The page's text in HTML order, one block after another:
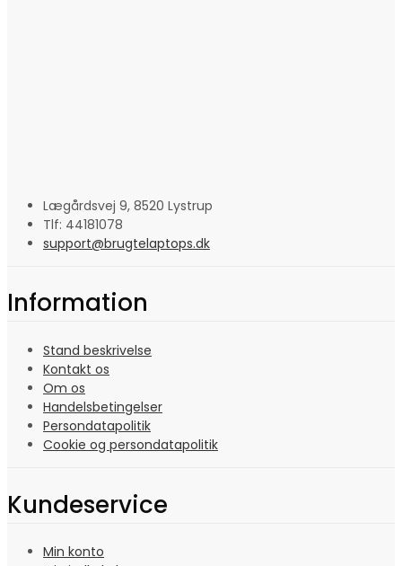
Lægårdsvej 9, 8520 Lystrup
Tlf: 44181078
support@brugtelaptops.dk
Information
Stand beskrivelse
Kontakt os
Om os
Handelsbetingelser
Persondatapolitik
Cookie og persondatapolitik
Kundeservice
Min konto